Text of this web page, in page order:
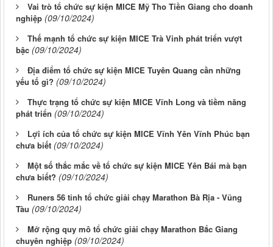
Vai trò tổ chức sự kiện MICE Mỹ Tho Tiền Giang cho doanh
nghiệp (09/10/2024)
Thế mạnh tổ chức sự kiện MICE Trà Vinh phát triển vượt
bậc (09/10/2024)
Địa điểm tổ chức sự kiện MICE Tuyên Quang cần những
yếu tố gì? (09/10/2024)
Thực trạng tổ chức sự kiện MICE Vĩnh Long và tiềm năng
phát triển (09/10/2024)
Lợi ích của tổ chức sự kiện MICE Vĩnh Yên Vĩnh Phúc bạn
chưa biết (09/10/2024)
Một số thắc mắc về tổ chức sự kiện MICE Yên Bái mà bạn
chưa biết? (09/10/2024)
Runers 56 tỉnh tổ chức giải chạy Marathon Bà Rịa - Vũng
Tàu (09/10/2024)
Mở rộng quy mô tổ chức giải chạy Marathon Bắc Giang
chuyên nghiệp (09/10/2024)